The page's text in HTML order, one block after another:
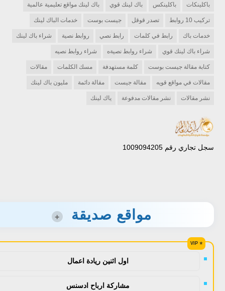
باكلينكات باكلينكس باك لينك قوي باك لينك مواقع تعليمية عالمية
تركيب 10 روابط تصدر قوقل جيست بوست خدمات الباك لينك
خدمات باك رابط في كلمات رابط نصي روابط نصية شراء باك لينك
شراء باك لينك قوي شراء روابط نصيةه شراء روابط نصيه
كتابة مقالة جيست بوست كلمة مستهدفة مسك الكلمات مقالات
مقالات في مواقع قويه مقالة جيست مقالة دائمة مليون باك لينك
نشر مقالات نشر مقالات مدفوعة ياك لينك
سجل تجاري رقم 1009094205
مواقع صديقة +
اول اثنين ريادة اعمال
مشاركة ارباح ادسنس